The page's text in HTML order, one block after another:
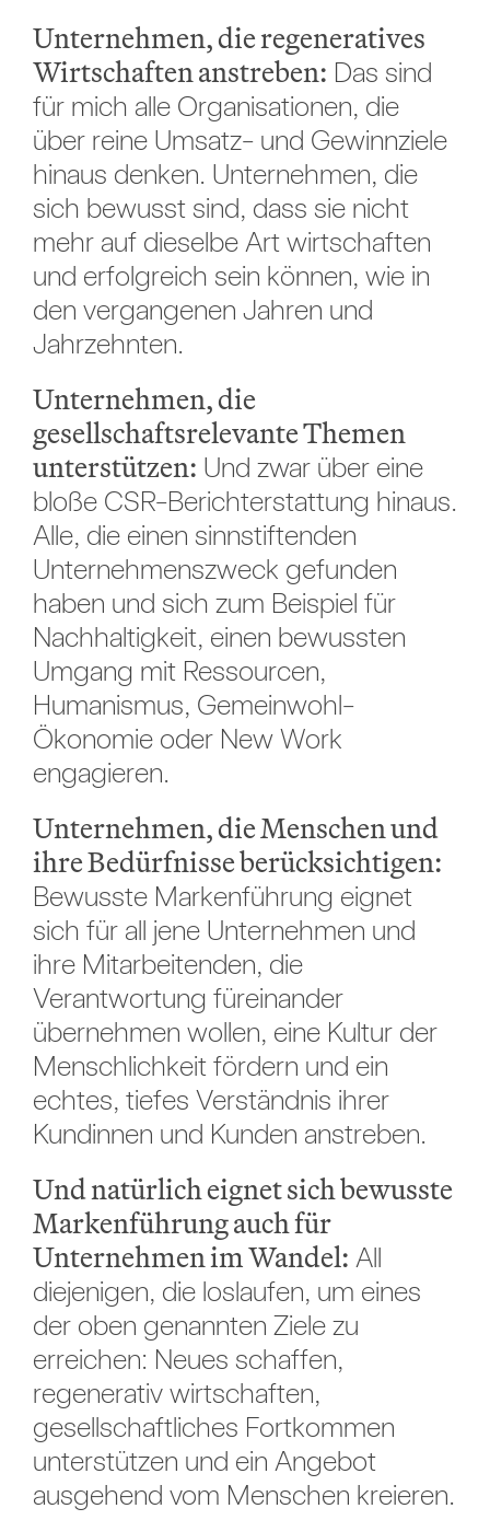
Unternehmen, die regeneratives
Wirtschaften anstreben: Das sind
für mich alle Organisationen, die
über reine Umsatz- und Gewinnziele
hinaus denken. Unternehmen, die
sich bewusst sind, dass sie nicht
mehr auf dieselbe Art wirtschaften
und erfolgreich sein können, wie in
den vergangenen Jahren und
Jahrzehnten.
Unternehmen, die
gesellschaftsrelevante Themen
unterstützen: Und zwar über eine
bloße CSR-Berichterstattung hinaus.
Alle, die einen sinnstiftenden
Unternehmenszweck gefunden
haben und sich zum Beispiel für
Nachhaltigkeit, einen bewussten
Umgang mit Ressourcen,
Humanismus, Gemeinwohl-
Ökonomie oder New Work
engagieren.
Unternehmen, die Menschen und
ihre Bedürfnisse berücksichtigen:
Bewusste Markenführung eignet
sich für all jene Unternehmen und
ihre Mitarbeitenden, die
Verantwortung füreinander
übernehmen wollen, eine Kultur der
Menschlichkeit fördern und ein
echtes, tiefes Verständnis ihrer
Kundinnen und Kunden anstreben.
Und natürlich eignet sich bewusste
Markenführung auch für
Unternehmen im Wandel: All
diejenigen, die loslaufen, um eines
der oben genannten Ziele zu
erreichen: Neues schaffen,
regenerativ wirtschaften,
gesellschaftliches Fortkommen
unterstützen und ein Angebot
ausgehend vom Menschen kreieren.